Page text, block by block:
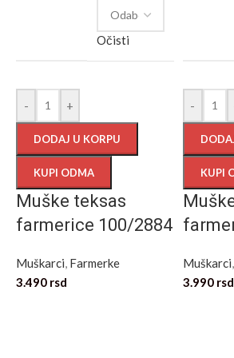
Očisti
- +
DODAJ U KORPU
KUPI ODMA
Muške teksas
farmerice 100/2884
Muškarci, Farmerke
3.490 rsd
-
KUPI
Muškarci,
3.990 rsd